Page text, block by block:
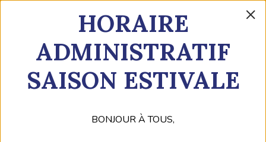
HORAIRE
ADMINISTRATIF
SAISON ESTIVALE
BONJOUR À TOUS,
×